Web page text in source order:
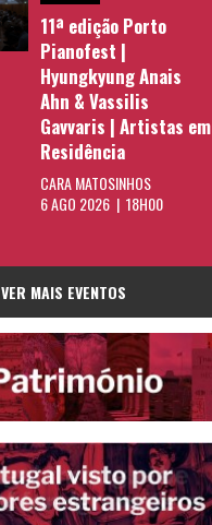
11ª edição Porto
Pianofest |
Hyungkyung Anais
Ahn & Vassilis
Gavvaris | Artistas em
Residência
CARA MATOSINHOS
6 AGO 2026 | 18H00
VER MAIS EVENTOS